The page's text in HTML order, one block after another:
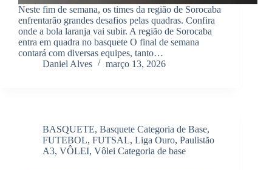
Neste fim de semana, os times da região de Sorocaba
enfrentarão grandes desafios pelas quadras. Confira
onde a bola laranja vai subir. A região de Sorocaba
entra em quadra no basquete O final de semana
contará com diversas equipes, tanto…
Daniel Alves
março 13, 2026
BASQUETE, Basquete Categoria de Base,
FUTEBOL, FUTSAL, Liga Ouro, Paulistão
A3, VÔLEI, Vôlei Categoria de base